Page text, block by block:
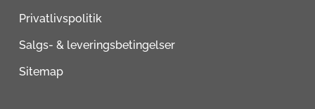
Privatlivspolitik
Salgs- & leveringsbetingelser
Sitemap